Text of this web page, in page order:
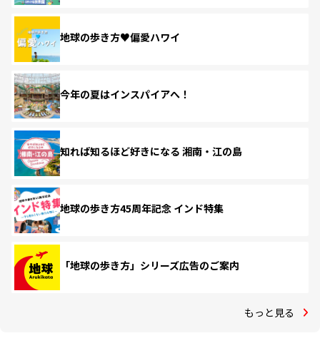
地球の歩き方♥偏愛ハワイ
今年の夏はインスパイアへ！
知れば知るほど好きになる 湘南・江の島
地球の歩き方45周年記念 インド特集
「地球の歩き方」シリーズ広告のご案内
もっと見る